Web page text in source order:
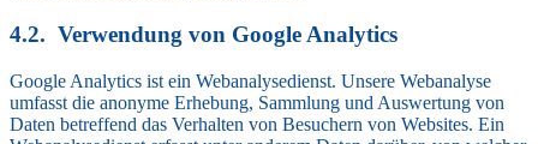
Verwendung von Google Analytics
Google Analytics ist ein Webanalysedienst. Unsere Webanalyse
umfasst die anonyme Erhebung, Sammlung und Auswertung von
Daten betreffend das Verhalten von Besuchern von Websites. Ein